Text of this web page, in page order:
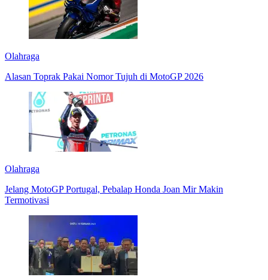
Olahraga
Alasan Toprak Pakai Nomor Tujuh di MotoGP 2026
Olahraga
Jelang MotoGP Portugal, Pebalap Honda Joan Mir Makin
Termotivasi